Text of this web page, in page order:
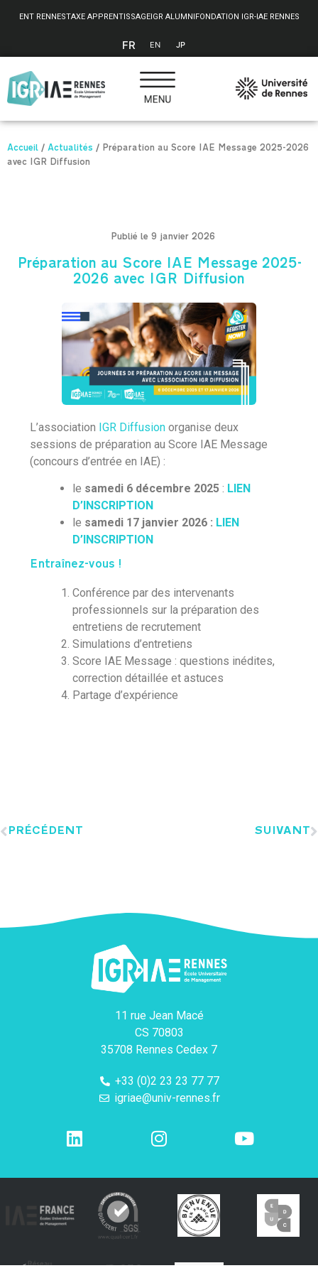
ENT RENNESTAXE APPRENTISSAGEIGR ALUMNIFONDATION IGR-IAE RENNES
FR EN JP
Accueil / Actualités / Préparation au Score IAE Message 2025-2026
avec IGR Diffusion
Publié le 9 janvier 2026
Préparation au Score IAE Message 2025-
2026 avec IGR Diffusion
L’association IGR Diffusion organise deux
sessions de préparation au Score IAE Message
(concours d’entrée en IAE) :
le samedi 6 décembre 2025 : LIEN
D’INSCRIPTION
le samedi 17 janvier 2026 : LIEN
D’INSCRIPTION
Entraînez-vous !
Conférence par des intervenants
professionnels sur la préparation des
entretiens de recrutement
Simulations d’entretiens
Score IAE Message : questions inédites,
correction détaillée et astuces
Partage d’expérience
PRÉCÉDENT SUIVANT
11 rue Jean Macé
CS 70803
35708 Rennes Cedex 7
+33 (0)2 23 23 77 77
igriae@univ-rennes.fr